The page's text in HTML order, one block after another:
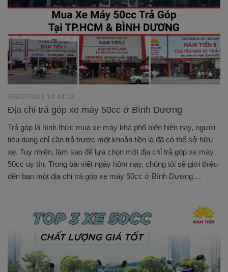
Địa chỉ trả góp xe máy 50cc ở Bình Dương
29/07/2023 14:44:13
Trả góp là hình thức mua xe máy khá phổ biến hiện nay, người
tiêu dùng chỉ cần trả trước một khoản tiền là đã có thể sở hữu
xe. Tuy nhiên, làm sao để lựa chọn một địa chỉ trả góp xe máy
50cc uy tín. Trong bài viết ngày hôm nay, chúng tôi sẽ giới thiệu
đến bạn một địa chỉ trả góp xe máy 50cc ở Bình Dương....